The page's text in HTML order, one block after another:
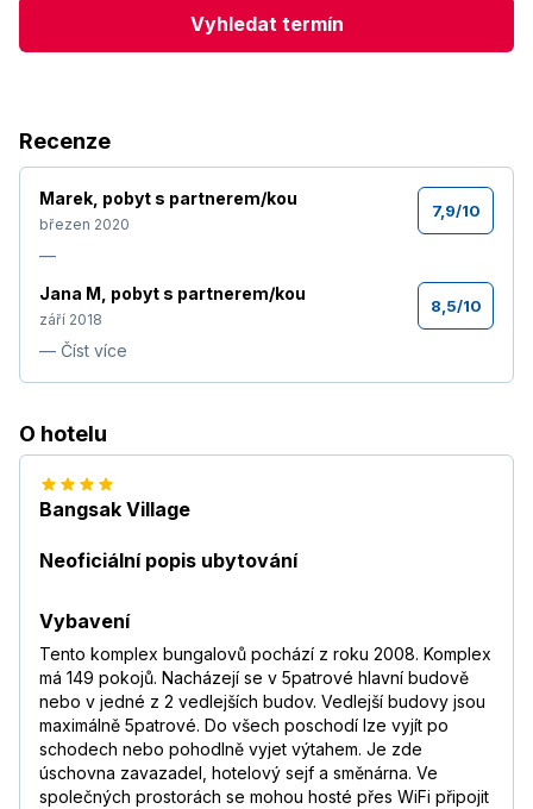
Vyhledat termín
Recenze
Marek pobyt s partnerem/kou
březen 2020
—
7,9/10
Jana M pobyt s partnerem/kou
září 2018
— Číst více
8,5/10
O hotelu
Bangsak Village
Neoficiální popis ubytování
Vybavení
Tento komplex bungalovů pochází z roku 2008. Komplex
má 149 pokojů. Nacházejí se v 5patrové hlavní budově
nebo v jedné z 2 vedlejších budov. Vedlejší budovy jsou
maximálně 5patrové. Do všech poschodí lze vyjít po
schodech nebo pohodlně vyjet výtahem. Je zde
úschovna zavazadel, hotelový sejf a směnárna. Ve
společných prostorách se mohou hosté přes WiFi připojit